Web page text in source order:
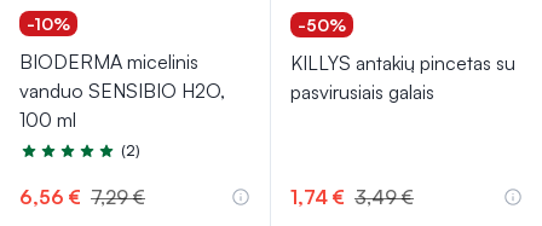
-10%
BIODERMA micelinis
vanduo SENSIBIO H2O,
100 ml
Įvertinimas 5.0 iš 5
(2)
6,56 € 7,29 €
-50%
KILLYS antakių pincetas su
pasvirusiais galais
1,74 € 3,49 €